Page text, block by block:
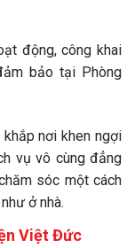
động, công khai
bảo tại Phòng
nơi khen ngợi
vụ vô cùng đẳng
sóc một cách
ở nhà.
Việt Đức